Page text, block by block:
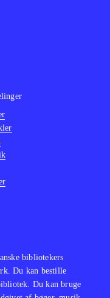
bibliotekers
Du kan bestille
Du kan bruge